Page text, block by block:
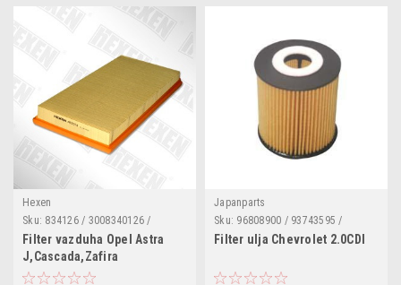
Hexen
Sku: 834126 / 3008340126 /
F026400217 / CAF100945P /
MA3166 / AP051/7 / FA-W12S /
LX2881 / C27107 / N1320915 /
WA9653 / A51013
Filter vazduha Opel Astra
J,Cascada,Zafira
C,Chevrolet Cruze,Orlando
Japanparts
Sku: 96808900 / 93743595 /
4807966 / FOECO059
Filter ulja Chevrolet 2.0CDI